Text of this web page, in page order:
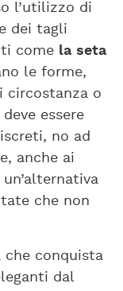
l’utilizzo di
dei tagli
come la seta
le forme,
circostanza o
essere
no ad
anche ai
un’alternativa
che non
che conquista
dal